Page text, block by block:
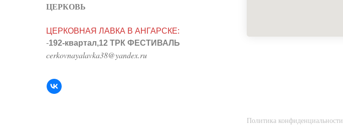
ЦЕРКОВЬ
ЦЕРКОВНАЯ ЛАВКА В АНГАРСКЕ:
-192-квартал,12 ТРК ФЕСТИВАЛЬ
cerkovnayalavka38@yandex.ru
Политика конфиденциальности